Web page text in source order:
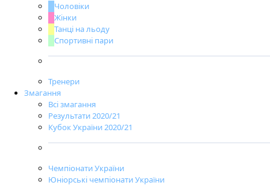
Чоловіки
Жінки
Танці на льоду
Спортивні пари
Тренери
Змагання
Всі змагання
Результати 2020/21
Кубок України 2020/21
Чемпіонати України
Юніорські чемпіонати України